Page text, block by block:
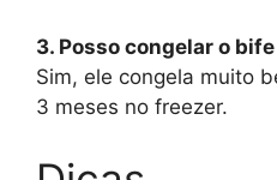
3. Posso congelar o
Sim, ele congela muito
3 meses no freezer.